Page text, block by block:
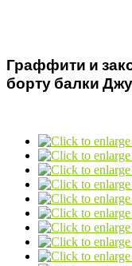
Граффити и
борту балки